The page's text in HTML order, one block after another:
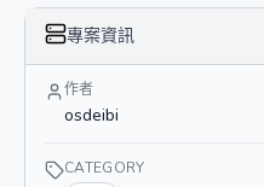
專案資訊
作者
osdeibi
CATEGORY